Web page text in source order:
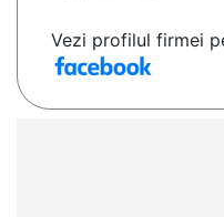
Vezi profilul firmei